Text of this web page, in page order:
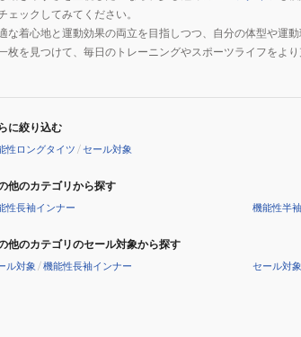
ェックしてみてください。
な着心地と運動効果の両立を目指しつつ、自分の体型や運
枚を見つけて、毎日のトレーニングやスポーツライフをより
に絞り込む
性ロングタイツ /セール対象
他のカテゴリから探す
性長袖インナー 機能性半
他のカテゴリのセール対象から探す
ル対象 /機能性長袖インナー セール対象